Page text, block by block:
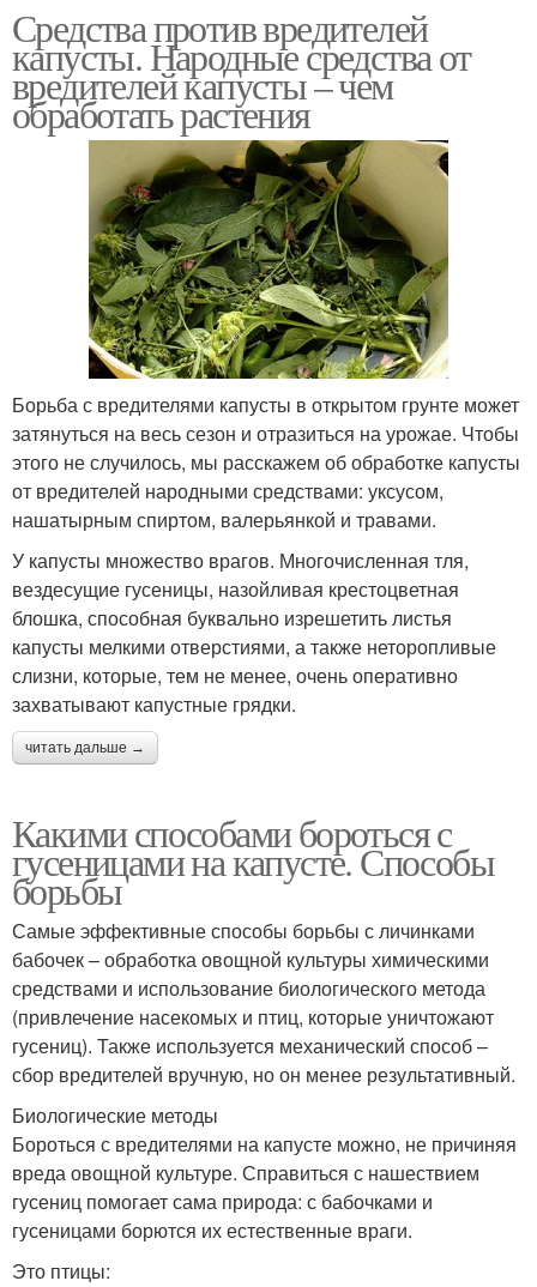
Средства против вредителей
капусты. Народные средства от
вредителей капусты – чем
обработать растения
Борьба с вредителями капусты в открытом грунте может
затянуться на весь сезон и отразиться на урожае. Чтобы
этого не случилось, мы расскажем об обработке капусты
от вредителей народными средствами: уксусом,
нашатырным спиртом, валерьянкой и травами.
У капусты множество врагов. Многочисленная тля,
вездесущие гусеницы, назойливая крестоцветная
блошка, способная буквально изрешетить листья
капусты мелкими отверстиями, а также неторопливые
слизни, которые, тем не менее, очень оперативно
захватывают капустные грядки.
читать дальше →
Какими способами бороться с
гусеницами на капусте. Способы
борьбы
Самые эффективные способы борьбы с личинками
бабочек – обработка овощной культуры химическими
средствами и использование биологического метода
(привлечение насекомых и птиц, которые уничтожают
гусениц). Также используется механический способ –
сбор вредителей вручную, но он менее результативный.
Биологические методы
Бороться с вредителями на капусте можно, не причиняя
вреда овощной культуре. Справиться с нашествием
гусениц помогает сама природа: с бабочками и
гусеницами борются их естественные враги.
Это птицы: